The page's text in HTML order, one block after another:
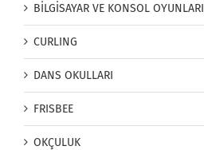
BİLGİSAYAR VE KONSOL OYUNLARI
CURLING
DANS OKULLARI
FRISBEE
OKÇULUK